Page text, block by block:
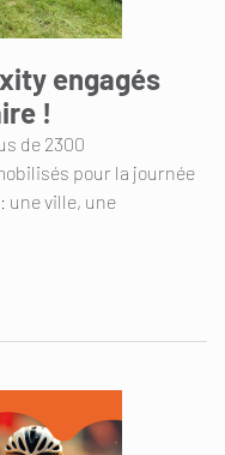
engagés
!
de 2300
pour la journée
une ville, une